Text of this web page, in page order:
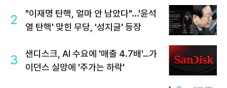
2
"이재명 탄핵, 얼마 안 남았다"...'윤석
열 탄핵' 맞힌 무당, '성지글' 등장
3
샌디스크, AI 수요에 '매출 4.7배'…가
이던스 실망에 '주가는 하락'